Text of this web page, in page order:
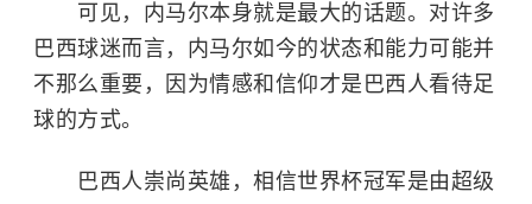
可见，内马尔本身就是最大的话题。对许多
巴西球迷而言，内马尔如今的状态和能力可能并
不那么重要，因为情感和信仰才是巴西人看待足
球的方式。
巴西人崇尚英雄，相信世界杯冠军是由超级